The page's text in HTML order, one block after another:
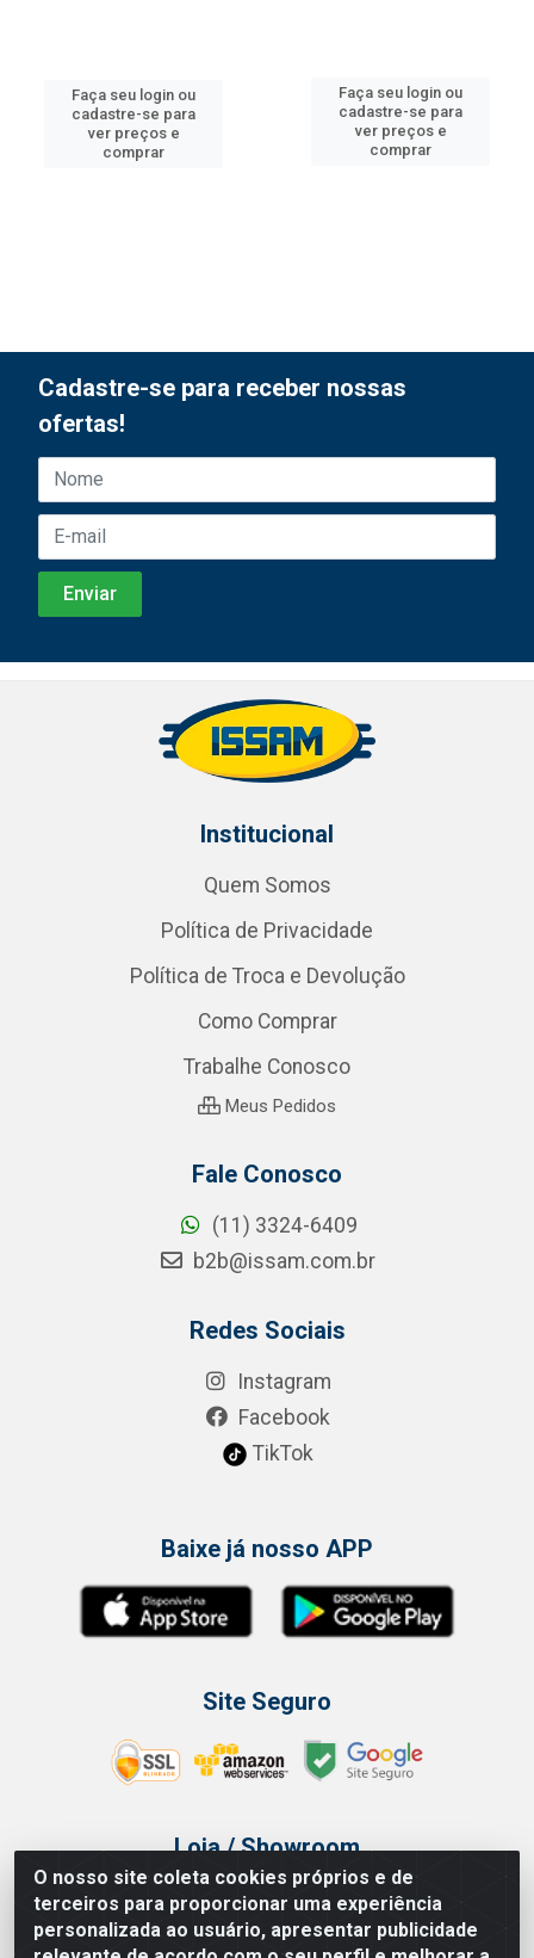
Faça seu login ou
cadastre-se para
ver preços e
comprar
Faça seu login ou
cadastre-se para
ver preços e
comprar
O nosso site coleta cookies próprios e de
terceiros para proporcionar uma experiência
personalizada ao usuário, apresentar publicidade
Cadastre-se para receber nossas
ofertas!
Institucional
Quem Somos
Política de Privacidade
Política de Troca e Devolução
Como Comprar
Trabalhe Conosco
Meus Pedidos
Fale Conosco
(11) 3324-6409
b2b@issam.com.br
Redes Sociais
Instagram
Facebook
TikTok
Baixe já nosso APP
Site Seguro
Loja / Showroom
Tel.: (11) 3314 6400
Av Vautier, 468 - Pari - São Paulo/SP